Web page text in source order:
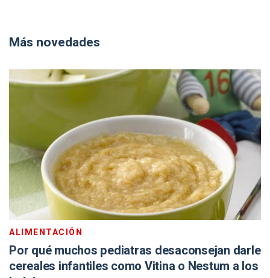
Más novedades
ALIMENTACIÓN
Por qué muchos pediatras desaconsejan darle
cereales infantiles como Vitina o Nestum a los